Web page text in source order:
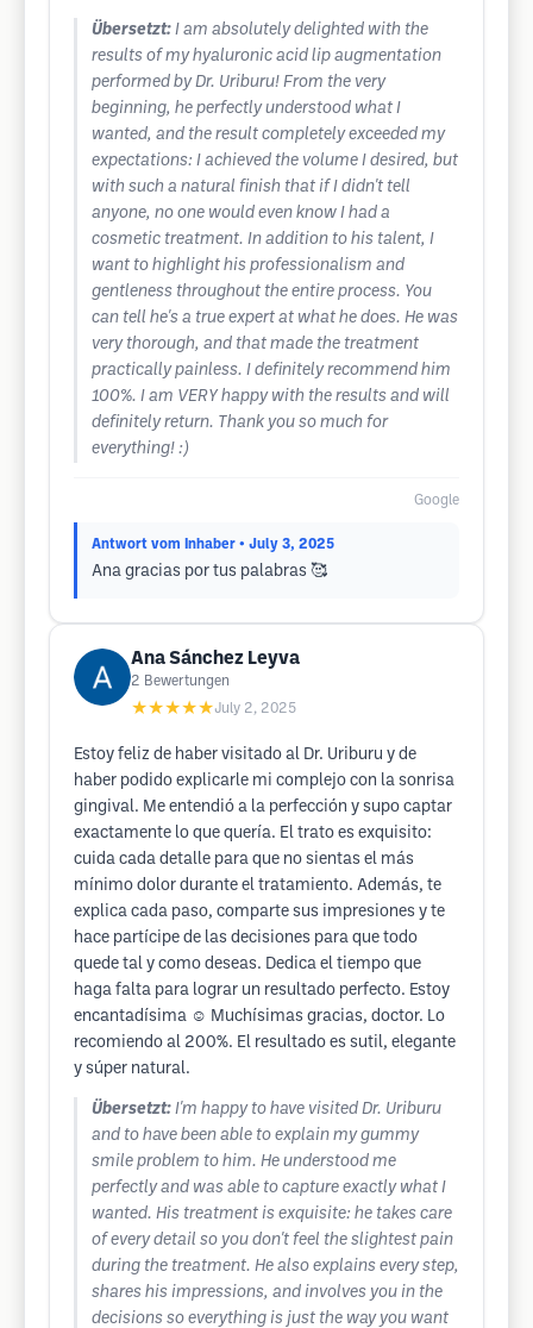
Übersetzt: I am absolutely delighted with the
results of my hyaluronic acid lip augmentation
performed by Dr. Uriburu! From the very
beginning, he perfectly understood what I
wanted, and the result completely exceeded my
expectations: I achieved the volume I desired, but
with such a natural finish that if I didn't tell
anyone, no one would even know I had a
cosmetic treatment. In addition to his talent, I
want to highlight his professionalism and
gentleness throughout the entire process. You
can tell he's a true expert at what he does. He was
very thorough, and that made the treatment
practically painless. I definitely recommend him
100%. I am VERY happy with the results and will
definitely return. Thank you so much for
everything! :)
Google
Antwort vom Inhaber • July 3, 2025
Ana gracias por tus palabras 🥰
Ana Sánchez Leyva
2 Bewertungen
★★★★★July 2, 2025
Estoy feliz de haber visitado al Dr. Uriburu y de
haber podido explicarle mi complejo con la sonrisa
gingival. Me entendió a la perfección y supo captar
exactamente lo que quería. El trato es exquisito:
cuida cada detalle para que no sientas el más
mínimo dolor durante el tratamiento. Además, te
explica cada paso, comparte sus impresiones y te
hace partícipe de las decisiones para que todo
quede tal y como deseas. Dedica el tiempo que
haga falta para lograr un resultado perfecto. Estoy
encantadísima ☺️ Muchísimas gracias, doctor. Lo
recomiendo al 200%. El resultado es sutil, elegante
y súper natural.
Übersetzt: I'm happy to have visited Dr. Uriburu
and to have been able to explain my gummy
smile problem to him. He understood me
perfectly and was able to capture exactly what I
wanted. His treatment is exquisite: he takes care
of every detail so you don't feel the slightest pain
during the treatment. He also explains every step,
shares his impressions, and involves you in the
decisions so everything is just the way you want